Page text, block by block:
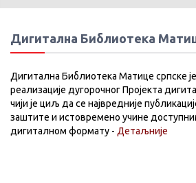
Дигитална Библиотека
Дигитална Библиотека Матице српске
реализације дугорочног Пројекта
чији је циљ да се највредније
заштите и истовремено учине
дигиталном формату - Детаљније